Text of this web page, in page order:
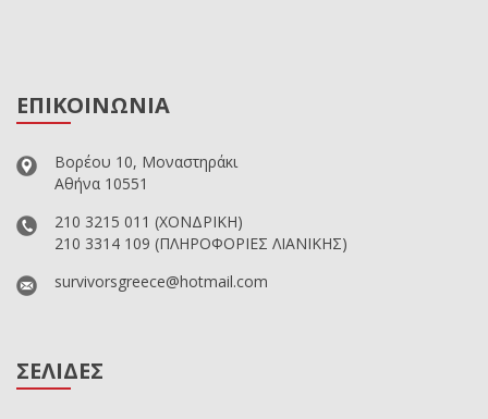
ΕΠΙΚΟΙΝΩΝΙΑ
Βορέου 10, Μοναστηράκι
Αθήνα 10551
210 3215 011 (ΧΟΝΔΡΙΚΗ)
210 3314 109 (ΠΛΗΡΟΦΟΡΙΕΣ ΛΙΑΝΙΚΗΣ)
survivorsgreece@hotmail.com
ΣΕΛΙΔΕΣ